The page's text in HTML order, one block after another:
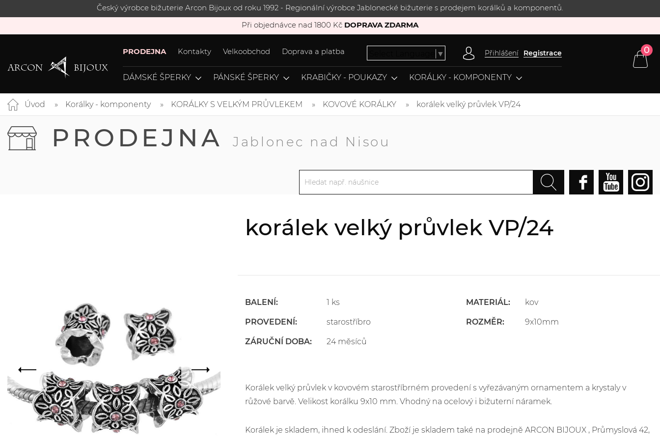
Český výrobce bižuterie Arcon Bijoux od roku 1992 - Regionální výrobce Jablonecké bižuterie s prodejem korálků a komponentů.
Při objednávce nad 1800 Kč DOPRAVA ZDARMA
PRODEJNA Kontakty Velkoobchod Doprava a platba ▼ Přihlášení Registrace 0
DÁMSKÉ ŠPERKY PÁNSKÉ ŠPERKY KRABIČKY - POUKAZY KORÁLKY - KOMPONENTY
Úvod Korálky - komponenty KORÁLKY S VELKÝM PRŮVLEKEM KOVOVÉ KORÁLKY korálek velký průvlek VP/24
PRODEJNA Jablonec nad Nisou
korálek velký průvlek VP/24
BALENÍ: 1 ks
PROVEDENÍ: starostříbro
ZÁRUČNÍ DOBA: 24 měsíců
MATERIÁL: kov
ROZMĚR: 9x10mm
Korálek velký průvlek v kovovém starostříbrném provedení s vyřezávaným ornamentem a krystaly v
růžové barvě. Velikost korálku 9x10 mm. Vhodný na ocelový i bižuterní náramek.
Korálek je skladem, ihned k odeslání. Zboží je skladem také na prodejně ARCON BIJOUX , Průmyslová 42,